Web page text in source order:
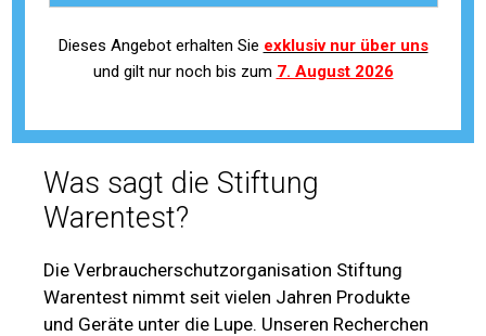
Dieses Angebot erhalten Sie exklusiv nur über uns
und gilt nur noch bis zum 7. August 2026
Was sagt die Stiftung
Warentest?
Die Verbraucherschutzorganisation Stiftung
Warentest nimmt seit vielen Jahren Produkte
und Geräte unter die Lupe. Unseren Recherchen